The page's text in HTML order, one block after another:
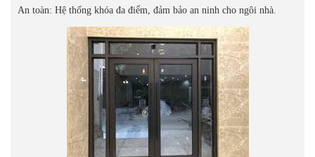
An toàn: Hệ thống khóa đa điểm, đảm bảo an ninh cho ngôi nhà.